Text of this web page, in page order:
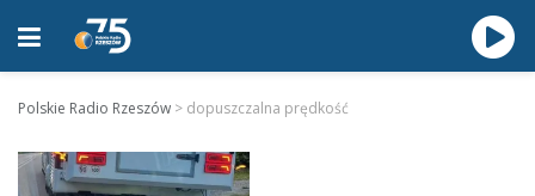
Polskie Radio Rzeszów > dopuszczalna prędkość